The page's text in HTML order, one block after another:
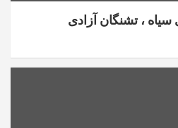
، تشنگان آزادی